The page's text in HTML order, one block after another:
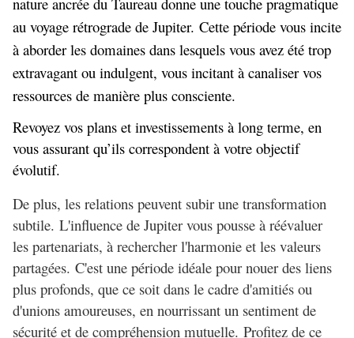
au voyage rétrograde de Jupiter. Cette période vous incite
à aborder les domaines dans lesquels vous avez été trop
extravagant ou indulgent, vous incitant à canaliser vos
ressources de manière plus consciente.
Revoyez vos plans et investissements à long terme, en
vous assurant qu’ils correspondent à votre objectif
évolutif.
De plus, les relations peuvent subir une transformation
subtile. L'influence de Jupiter vous pousse à réévaluer
les partenariats, à rechercher l'harmonie et les valeurs
partagées. C'est une période idéale pour nouer des liens
plus profonds, que ce soit dans le cadre d'amitiés ou
d'unions amoureuses, en nourrissant un sentiment de
sécurité et de compréhension mutuelle. Profitez de ce